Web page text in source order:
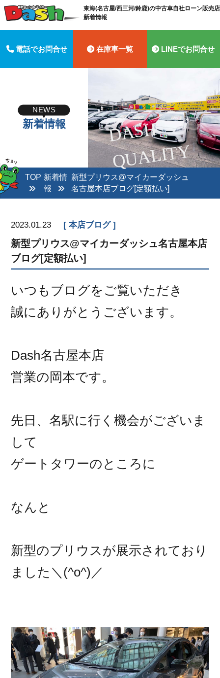
東海(名古屋/西三河/鈴鹿)の中古車自社ローン販売
新着情報
電話でお問合せ 在庫車一覧 LINEでお問合せ
D
A
S
H
Q
U
A
LI
T
Y
NEWS
新着情報
TOP 新着情
報
新型プリウス@マイカーダッシュ
名古屋本店ブログ[定額払い]
2023.01.23 本店ブログ
新型プリウス@マイカーダッシュ名古屋本店
ブログ[定額払い]
いつもブログをご覧いただき
誠にありがとうございます。
Dash名古屋本店
営業の岡本です。
先日、名駅に行く機会がございま
して
ゲートタワーのところに
なんと
新型のプリウスが展示されており
ました＼(^o^)／